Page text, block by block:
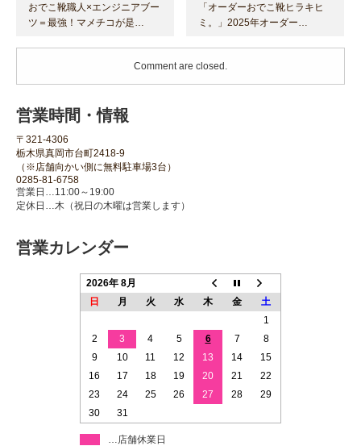
おでこ靴職人×エンジニアブー
ツ＝最強！マメチコが是…
「オーダーおでこ靴ヒラキヒ
ミ。」2025年オーダー…
Comment are closed.
営業時間・情報
〒321-4306
栃木県真岡市台町2418-9
（※店舗向かい側に無料駐車場3台）
0285-81-6758
営業日…11:00～19:00
定休日…木（祝日の木曜は営業します）
営業カレンダー
2026年 8月
日
月 火 水 木 金
土
1
2
3 4 5 6 7
8
9
10 11 12 13 14
15
16
17 18 19 20 21
22
23
24 25 26 27 28
29
30
31
…店舗休業日